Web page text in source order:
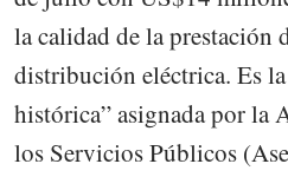
la calidad de la prestación
distribución eléctrica. Es
histórica” asignada por la
los Servicios Públicos